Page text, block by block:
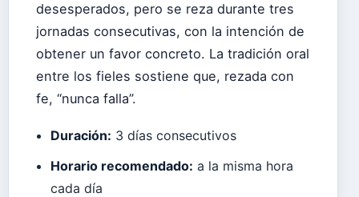
desesperados, pero se reza durante tres
jornadas consecutivas, con la intención de
obtener un favor concreto. La tradición oral
entre los fieles sostiene que, rezada con
fe, “nunca falla”.
Duración: 3 días consecutivos
Horario recomendado: a la misma hora
cada día